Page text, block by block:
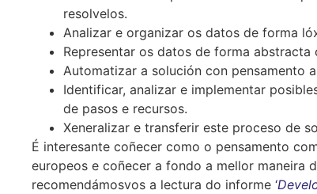
resolvelos.
Analizar e organizar os datos de forma
Representar os datos de forma abstracta
Automatizar a solución con pensamento
Identificar, analizar e implementar
de pasos e recursos.
Xeneralizar e transferir este proceso de
É interesante coñecer como o pensamento
europeos e coñecer a fondo a mellor maneira
recomendámosvos a lectura do informe ‘